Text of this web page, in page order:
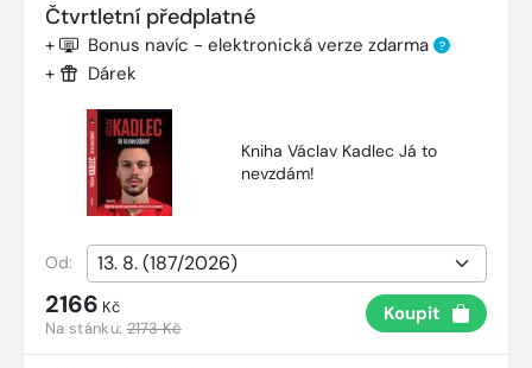
Čtvrtletní předplatné
+ Bonus navíc - elektronická verze zdarma ?
+ Dárek
Kniha Václav Kadlec Já to
nevzdám!
Od:
2166 Kč
Na stánku:2173 Kč
Koupit